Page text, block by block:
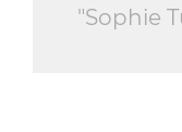
"Sophie